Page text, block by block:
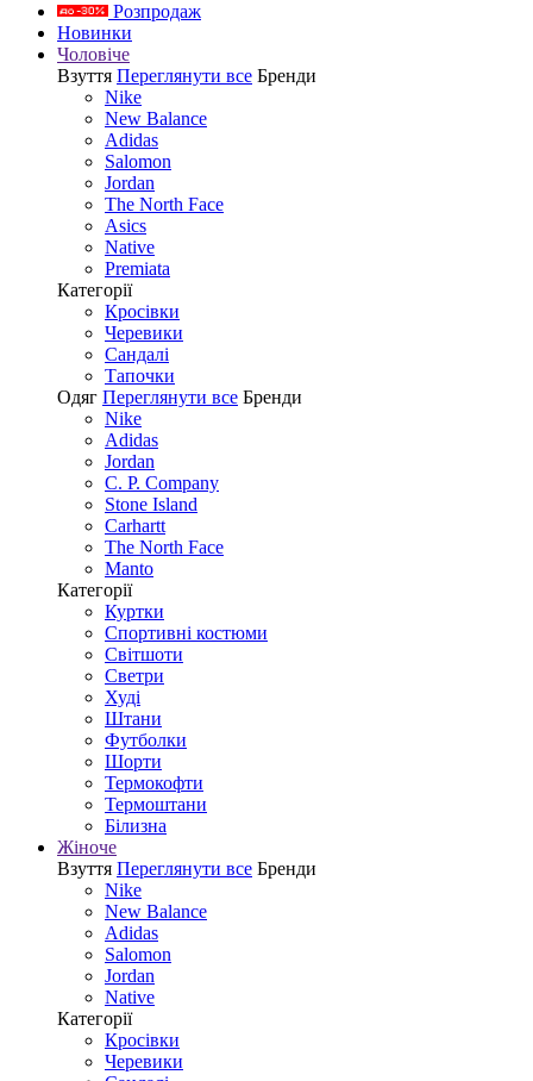
Розпродаж
Новинки
Чоловіче
Взуття Переглянути все Бренди
Nike
New Balance
Adidas
Salomon
Jordan
The North Face
Asics
Native
Premiata
Категорії
Кросівки
Черевики
Сандалі
Tапочки
Одяг Переглянути все Бренди
Nike
Adidas
Jordan
C. P. Company
Stone Island
Carhartt
The North Face
Manto
Категорії
Куртки
Спортивні костюми
Світшоти
Светри
Худі
Штани
Футболки
Шорти
Термокофти
Термоштани
Білизна
Жіноче
Взуття Переглянути все Бренди
Nike
New Balance
Adidas
Salomon
Jordan
Native
Категорії
Кросівки
Черевики